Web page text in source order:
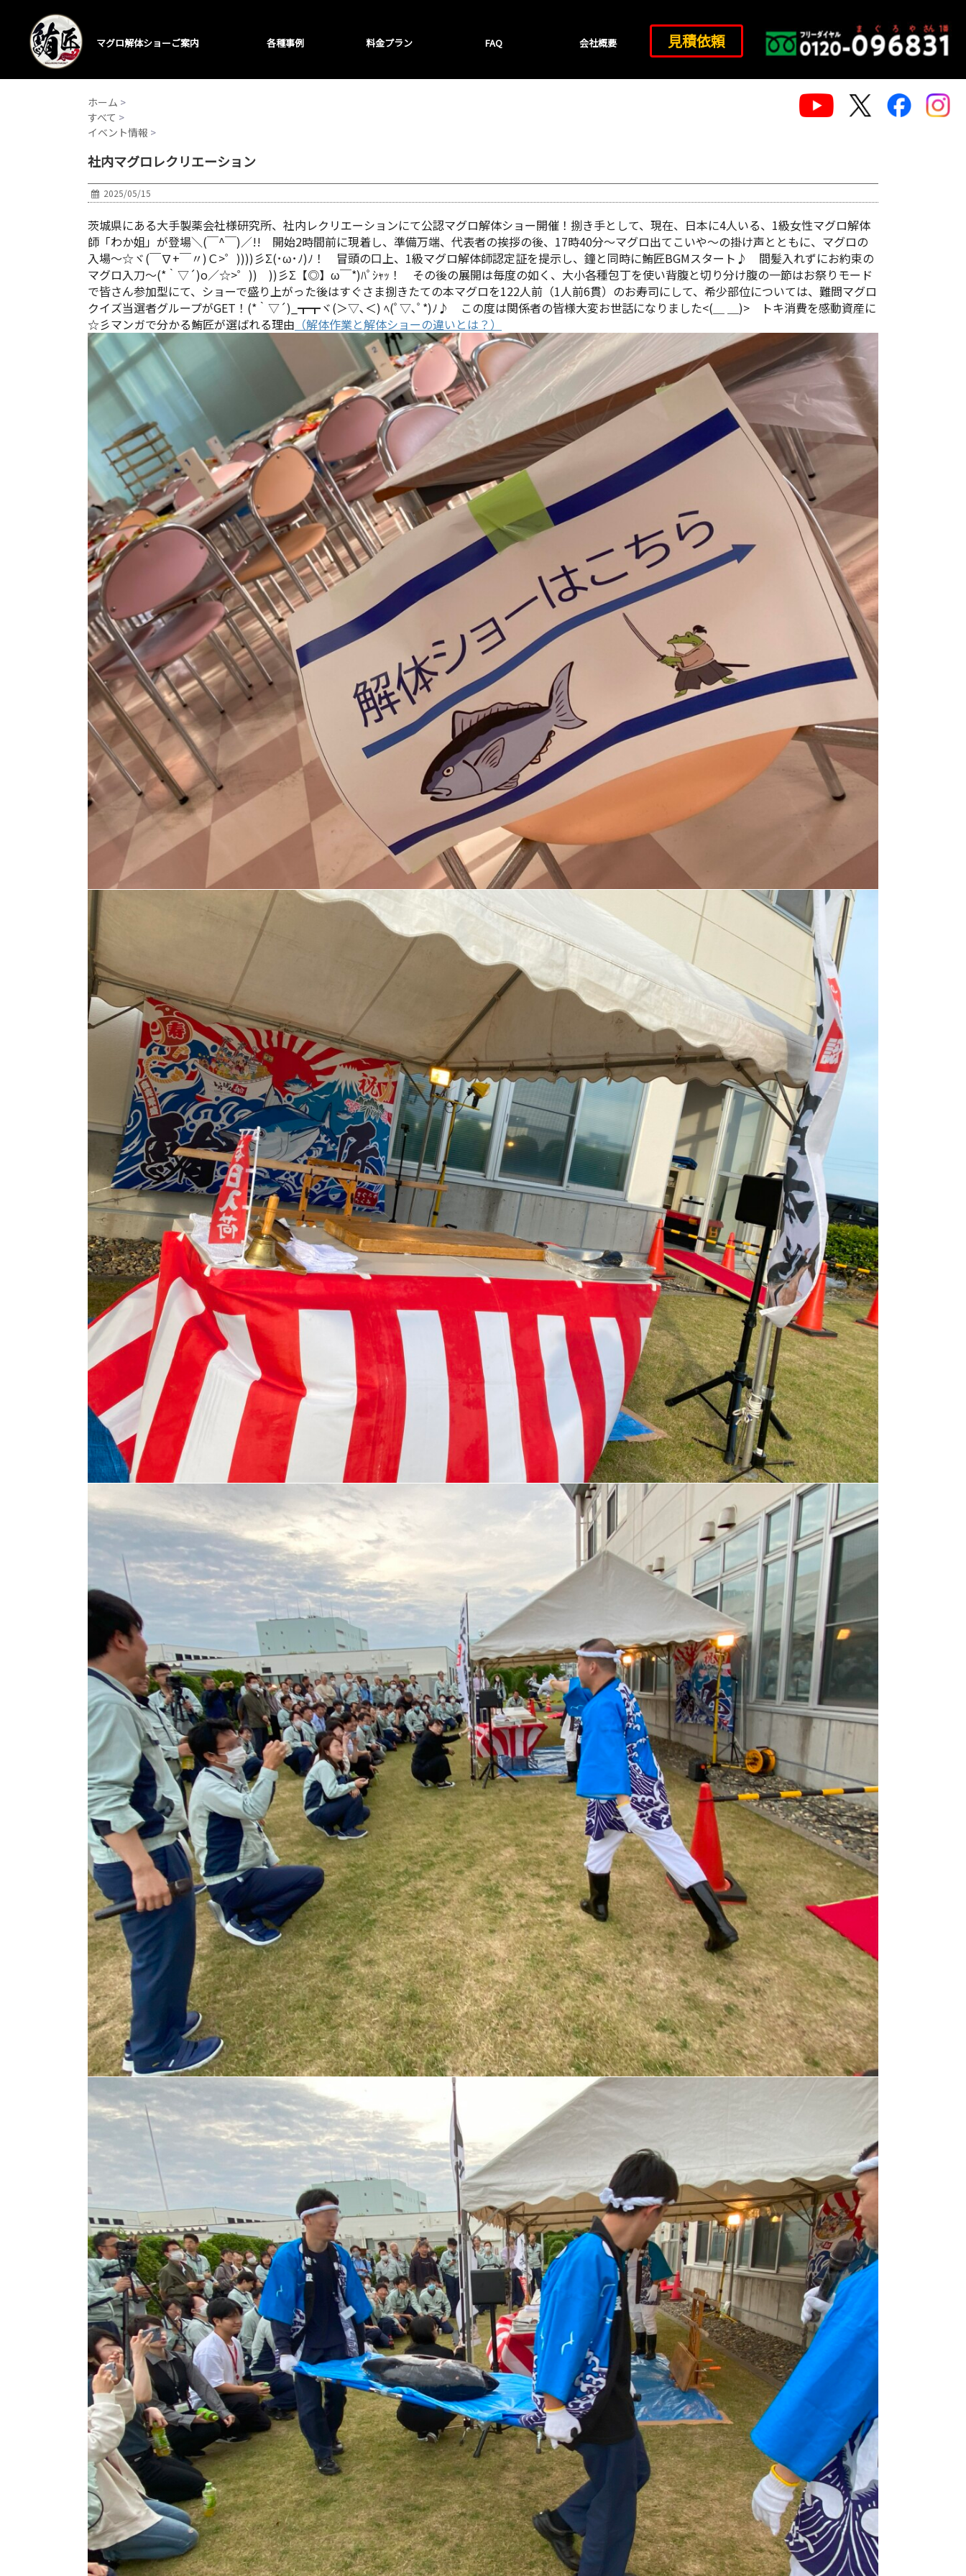
マグロ解体ショーご案内 各種事例 料金プラン FAQ 会社概要 見積依頼
ホーム >
すべて >
イベント情報 >
社内マグロレクリエーション
2025/05/15
茨城県にある大手製薬会社様研究所、社内レクリエーションにて公認マグロ解体ショー開催！捌き手として、現在、日本に4人いる、1級女性マグロ解体
師「わか姐」が登場＼(￣^￣)／!! 開始2時間前に現着し、準備万端、代表者の挨拶の後、17時40分～マグロ出てこいや～の掛け声とともに、マグロの
入場～☆ヾ(￣∇+￣〃)Ｃ>゜))))彡Σ(･ω･ﾉ)ﾉ！ 冒頭の口上、1級マグロ解体師認定証を提示し、鐘と同時に鮪匠BGMスタート♪ 間髪入れずにお約束の
マグロ入刀～(*｀▽´)o／☆>゜)) ))彡Σ【◎】ω￣*)ﾊﾟｼｬｯ！ その後の展開は毎度の如く、大小各種包丁を使い背腹と切り分け腹の一節はお祭りモード
で皆さん参加型にて、ショーで盛り上がった後はすぐさま捌きたての本マグロを122人前（1人前6貫）のお寿司にして、希少部位については、難問マグロ
クイズ当選者グループがGET！(*｀▽´)_┳┳ヾ(＞▽､＜) ﾍ(ﾟ▽､ﾟ*)ﾉ♪ この度は関係者の皆様大変お世話になりました<(＿ ＿)> トキ消費を感動資産に
☆彡マンガで分かる鮪匠が選ばれる理由 （解体作業と解体ショーの違いとは？）